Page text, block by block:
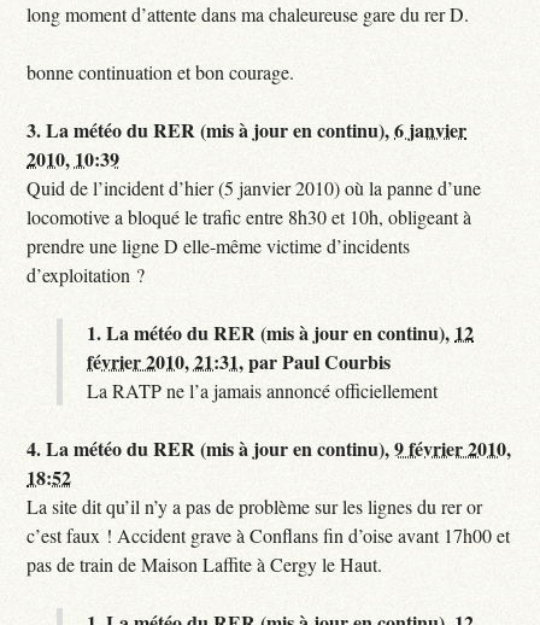
long moment d’attente dans ma chaleureuse gare du rer D.
bonne continuation et bon courage.
3.La météo du RER (mis à jour en continu),6 janvier
2010, 10:39
Quid de l’incident d’hier (5 janvier 2010) où la panne d’une
locomotive a bloqué le trafic entre 8h30 et 10h, obligeant à
prendre une ligne D elle-même victime d’incidents
d’exploitation ?
1.La météo du RER (mis à jour en continu), 12
février 2010, 21:31,parPaul Courbis
La RATP ne l’a jamais annoncé officiellement
4.La météo du RER (mis à jour en continu),9 février 2010,
18:52
La site dit qu’il n’y a pas de problème sur les lignes du rer or
c’est faux ! Accident grave à Conflans fin d’oise avant 17h00 et
pas de train de Maison Laffite à Cergy le Haut.